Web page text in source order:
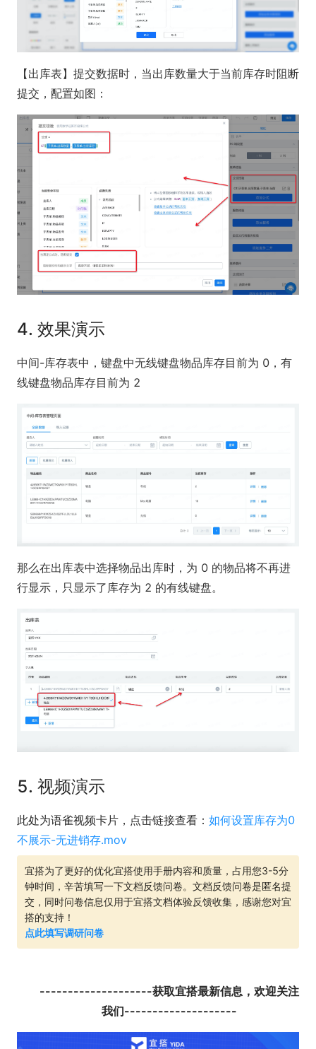
【出库表】提交数据时，当出库数量大于当前库存时阻断
提交，配置如图：
4. 效果演示
中间-库存表中，键盘中无线键盘物品库存目前为 0，有
线键盘物品库存目前为 2
那么在出库表中选择物品出库时，为 0 的物品将不再进
行显示，只显示了库存为 2 的有线键盘。
5. 视频演示
此处为语雀视频卡片，点击链接查看： 如何设置库存为0
不展示-无进销存.mov
宜搭为了更好的优化宜搭使用手册内容和质量，占用您3-5分
钟时间，辛苦填写一下文档反馈问卷。文档反馈问卷是匿名提
交，同时问卷信息仅用于宜搭文档体验反馈收集，感谢您对宜
搭的支持！
点此填写调研问卷
--------------------获取宜搭最新信息，欢迎关注
我们--------------------